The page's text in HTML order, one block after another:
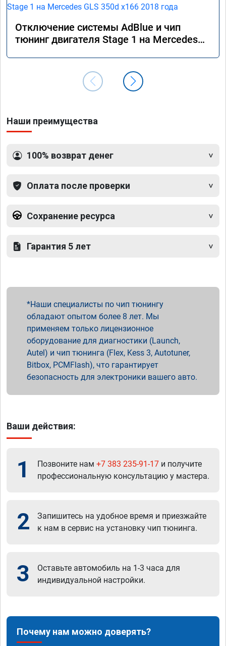
Отключение системы AdBlue и чип
тюнинг двигателя Stage 1 на Mercedes
Наши преимущества
100% возврат денег
Оплата после проверки
Сохранение ресурса
Гарантия 5 лет
Наши специалисты по чип тюнингу
обладают опытом более 8 лет. Мы
применяем только лицензионное
оборудование для диагностики (Launch,
Autel) и чип тюнинга (Flex, Kess 3, Autotuner,
Bitbox, PCMFlash), что гарантирует
безопасность для электроники вашего авто.
Ваши действия:
1 Позвоните нам +7 383 235-91-17 и получите
профессиональную консультацию у мастера.
2
Запишитесь на удобное время и приезжайте
к нам в сервис на установку чип тюнинга.
3
Оставьте автомобиль на 1-3 часа для
индивидуальной настройки.
Почему нам можно доверять?